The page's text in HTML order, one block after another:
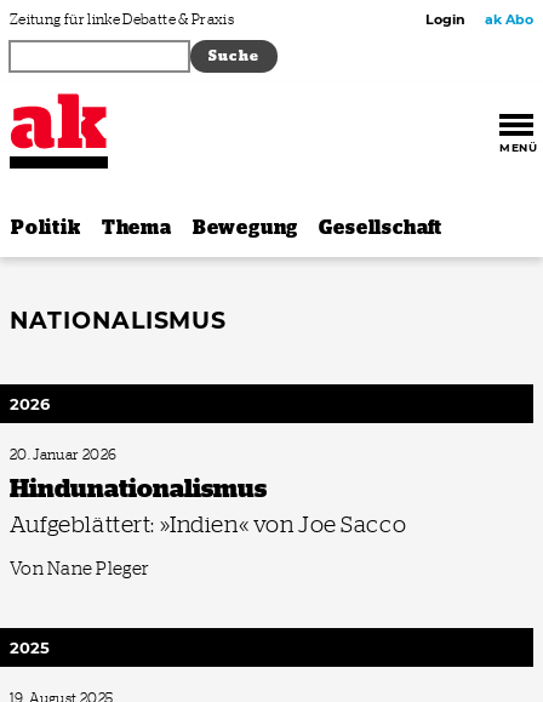
Zum Inhalt springen
Zeitung für linke Debatte & Praxis Login ak Abo
MENÜ
Politik Thema Bewegung Gesellschaft
NATIONALISMUS
2026
20. Januar 2026
Hindunationalismus
Aufgeblättert: »Indien« von Joe Sacco
Von Nane Pleger
2025
19. August 2025